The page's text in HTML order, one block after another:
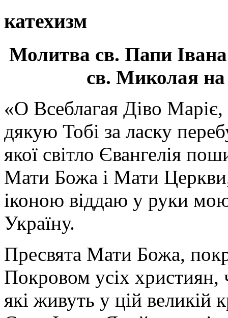
катехизм
Молитва св. Папи
св. Миколая на
«О Всеблагая Діво
дякую Тобі за ласку
якої світло Євангелія
Мати Божа і Мати
іконою віддаю у руки
Україну.
Пресвята Мати Божа,
Покровом усіх християн,
які живуть у цій великій